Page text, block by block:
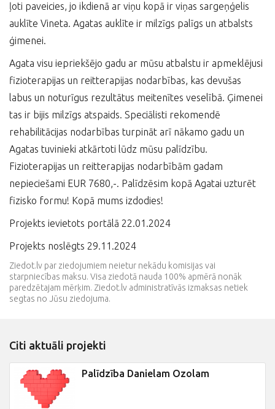
ļoti paveicies, jo ikdienā ar viņu kopā ir viņas sargeņģelis
auklīte Vineta. Agatas auklīte ir milzīgs palīgs un atbalsts
ģimenei.
Agata visu iepriekšējo gadu ar mūsu atbalstu ir apmeklējusi
fizioterapijas un reitterapijas nodarbības, kas devušas
labus un noturīgus rezultātus meitenītes veselībā. Ģimenei
tas ir bijis milzīgs atspaids. Speciālisti rekomendē
rehabilitācijas nodarbības turpināt arī nākamo gadu un
Agatas tuvinieki atkārtoti lūdz mūsu palīdzību.
Fizioterapijas un reitterapijas nodarbībām gadam
nepieciešami EUR 7680,-. Palīdzēsim kopā Agatai uzturēt
fizisko formu! Kopā mums izdodies!
Projekts ievietots portālā 22.01.2024
Projekts noslēgts 29.11.2024
Ziedot.lv par ziedojumiem neietur nekādu komisijas vai
starpniecības maksu. Visa ziedotā nauda 100% apmērā nonāk
paredzētajam mērķim. Ziedot.lv administratīvās izmaksas netiek
segtas no Jūsu ziedojuma.
Citi aktuāli projekti
Palīdzība Danielam Ozolam